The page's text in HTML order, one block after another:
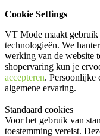
Cookie Settings
VT Mode maakt
technologieën. We
werking van de website
shopervaring kun je
accepteren. Persoonlijke
algemene ervaring.
Standaard cookies
Voor het gebruik van
toestemming vereist.